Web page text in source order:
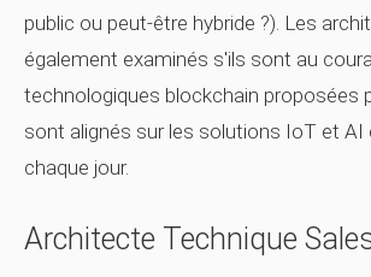
public ou peut-être hybride ?). Les
également examinés s'ils sont au
technologiques blockchain proposées
sont alignés sur les solutions IoT et AI
chaque jour.
Architecte Technique